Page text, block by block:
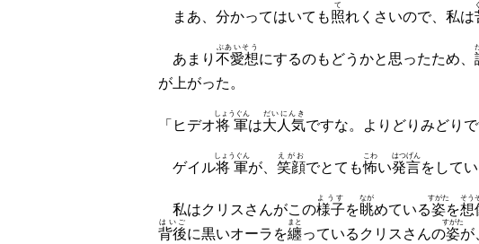
まあ、分かってはいても照
て
れくさいので、私は
あまり 不愛想
ぶあいそう
にするのもどうかと思ったため、
が上がった。
「ヒデオ将軍
しょうぐん
は大人気
だいにんき
ですな。よりどりみどりで
ゲイル将軍
しょうぐん
が、 笑顔
えがお
でとても怖
こわ
い発言
はつげん
をしてい
私はクリスさんがこの様子
ようす
を眺
なが
めている姿
すがた
を想
そう
背後
はいご
に黒いオーラを纏
まと
っているクリスさんの姿
すがた
が